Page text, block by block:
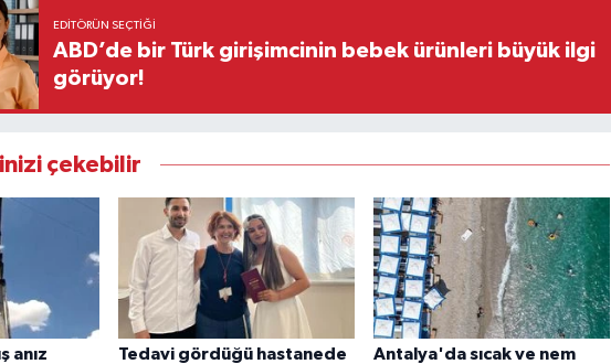
EDITÖRÜN SEÇTIĞI
ABD’de bir Türk girişimcinin bebek ürünleri büyük ilgi
görüyor!
çekebilir
anız
Tedavi gördüğü hastanede
Antalya'da sıcak ve nem